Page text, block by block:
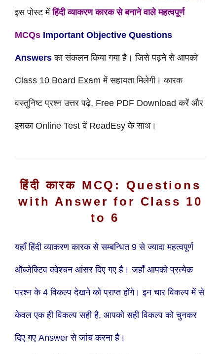
इस पोस्ट मेंहिंदी व्याकरण कारक से बनाने वाले महत्वपूर्ण
MCQs Important Objective Questions
Answers का संकलन किया गया है। जिसे पढ़ने से आपको
Class 10 Board Exam मेंसहायता मिलेगी। कारक
वस्तुनिष्ट प्रश्न उत्तर पढ़े, Free PDF Download करें और
इसका Online Test दें ReadEsy के साथ।
हिंदी कारक MCQ: Questions
with Answer for Class 10
to 6
यहाँ हिंदी व्याकरण कारक से सम्बन्धित 9 से ज्यादा महत्वपूर्ण
ऑब्जेक्टिव क्वेश्चन आंसर दिए गए है। जहाँ आपको प्रत्येक
प्रश्न के 4 विकल्प देखने को प्राप्त होंगे। इन चार विकल्प में से
केवल एक ही विकल्प सही है, आपको सही विकल्प को चुनकर
दिए गए Answer से जांच करना है।